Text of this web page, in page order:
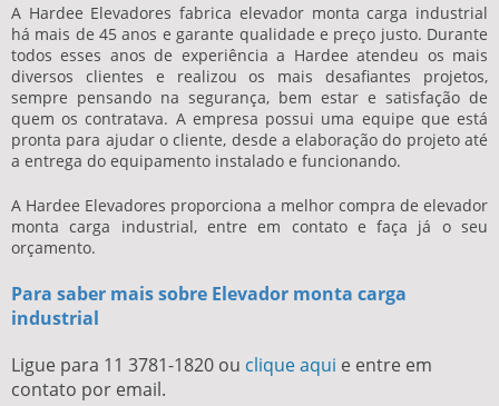
A Hardee Elevadores fabrica elevador monta carga industrial
há mais de 45 anos e garante qualidade e preço justo. Durante
todos esses anos de experiência a Hardee atendeu os mais
diversos clientes e realizou os mais desafiantes projetos,
sempre pensando na segurança, bem estar e satisfação de
quem os contratava. A empresa possui uma equipe que está
pronta para ajudar o cliente, desde a elaboração do projeto até
a entrega do equipamento instalado e funcionando.
A Hardee Elevadores proporciona a melhor compra de elevador
monta carga industrial, entre em contato e faça já o seu
orçamento.
Para saber mais sobre Elevador monta carga
industrial
Ligue para 11 3781-1820 ou clique aqui e entre em
contato por email.